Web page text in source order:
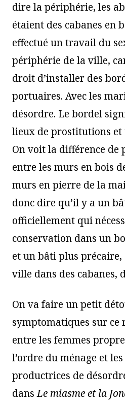
dire la périphérie, les
étaient des cabanes en
effectué un travail du
périphérie de la ville,
droit d’installer des
portuaires. Avec les
désordre. Le bordel
lieux de prostitutions et
On voit la différence de
entre les murs en bois
murs en pierre de la
donc dire qu’il y a un
officiellement qui
conservation dans un
et un bâti plus précaire,
ville dans des cabanes,
On va faire un petit
symptomatiques sur
entre les femmes
l’ordre du ménage et
productrices de
dansLe miasme et la